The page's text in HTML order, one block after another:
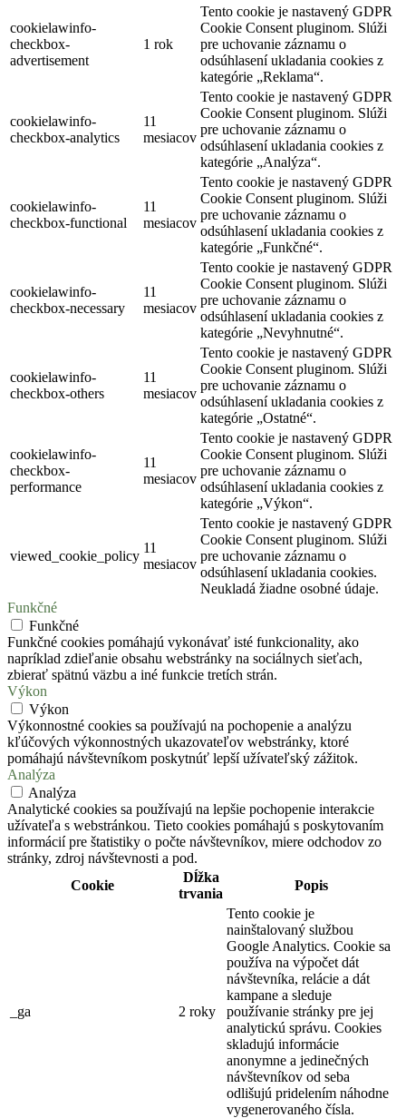
cookielawinfo-
checkbox-
advertisement
1 rok
Tento cookie je nastavený GDPR
Cookie Consent pluginom. Slúži
pre uchovanie záznamu o
odsúhlasení ukladania cookies z
kategórie „Reklama“.
cookielawinfo-
checkbox-analytics
11
mesiacov
Tento cookie je nastavený GDPR
Cookie Consent pluginom. Slúži
pre uchovanie záznamu o
odsúhlasení ukladania cookies z
kategórie „Analýza“.
cookielawinfo-
checkbox-functional
11
mesiacov
Tento cookie je nastavený GDPR
Cookie Consent pluginom. Slúži
pre uchovanie záznamu o
odsúhlasení ukladania cookies z
kategórie „Funkčné“.
cookielawinfo-
checkbox-necessary
11
mesiacov
Tento cookie je nastavený GDPR
Cookie Consent pluginom. Slúži
pre uchovanie záznamu o
odsúhlasení ukladania cookies z
kategórie „Nevyhnutné“.
cookielawinfo-
checkbox-others
11
mesiacov
Tento cookie je nastavený GDPR
Cookie Consent pluginom. Slúži
pre uchovanie záznamu o
odsúhlasení ukladania cookies z
kategórie „Ostatné“.
cookielawinfo-
checkbox-
performance
11
mesiacov
Tento cookie je nastavený GDPR
Cookie Consent pluginom. Slúži
pre uchovanie záznamu o
odsúhlasení ukladania cookies z
kategórie „Výkon“.
viewed_cookie_policy
11
mesiacov
Tento cookie je nastavený GDPR
Cookie Consent pluginom. Slúži
pre uchovanie záznamu o
odsúhlasení ukladania cookies.
Neukladá žiadne osobné údaje.
Funkčné
Funkčné
Funkčné cookies pomáhajú vykonávať isté funkcionality, ako
napríklad zdieľanie obsahu webstránky na sociálnych sieťach,
zbierať spätnú väzbu a iné funkcie tretích strán.
Výkon
Výkon
Výkonnostné cookies sa používajú na pochopenie a analýzu
kľúčových výkonnostných ukazovateľov webstránky, ktoré
pomáhajú návštevníkom poskytnúť lepší užívateľský zážitok.
Analýza
Analýza
Analytické cookies sa používajú na lepšie pochopenie interakcie
užívateľa s webstránkou. Tieto cookies pomáhajú s poskytovaním
informácií pre štatistiky o počte návštevníkov, miere odchodov zo
stránky, zdroj návštevnosti a pod.
Cookie
Dĺžka
trvania
Popis
_ga 2 roky
Tento cookie je
nainštalovaný službou
Google Analytics. Cookie sa
používa na výpočet dát
návštevníka, relácie a dát
kampane a sleduje
používanie stránky pre jej
analytickú správu. Cookies
skladujú informácie
anonymne a jedinečných
návštevníkov od seba
odlišujú pridelením náhodne
vygenerovaného čísla.